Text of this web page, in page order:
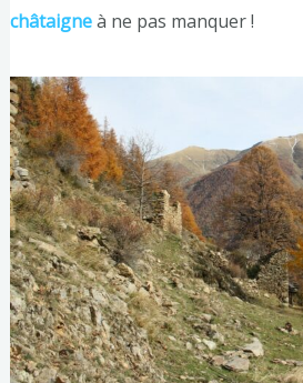
châtaigneà ne pas manquer !